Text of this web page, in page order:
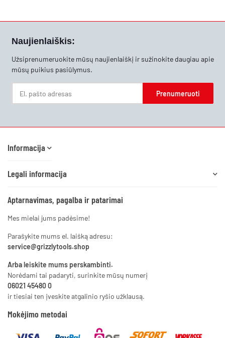
Naujienlaiškis:
Užsiprenumeruokite mūsų naujienlaiškį ir sužinokite daugiau apie
mūsų puikius pasiūlymus.
Prenumeruoti
Informacija
Legali informacija
Aptarnavimas, pagalba ir patarimai
Mes mielai jums padėsime!
Parašykite mums el. laišką adresu:
service@grizzlytools.shop
Arba leiskite mums perskambinti.
Norėdami tai padaryti, surinkite mūsų numerį
06021 45480 0
ir tiesiai ten įveskite atgalinio ryšio užklausą.
Mokėjimo metodai